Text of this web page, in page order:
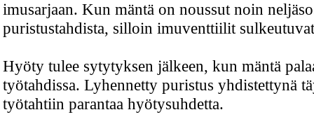
imusarjaan. Kun mäntä on noussut noin
puristustahdista, silloin imuventtiilit
Hyöty tulee sytytyksen jälkeen, kun mäntä
työtahdissa. Lyhennetty puristus yhdistettynä
työtahtiin parantaa hyötysuhdetta.